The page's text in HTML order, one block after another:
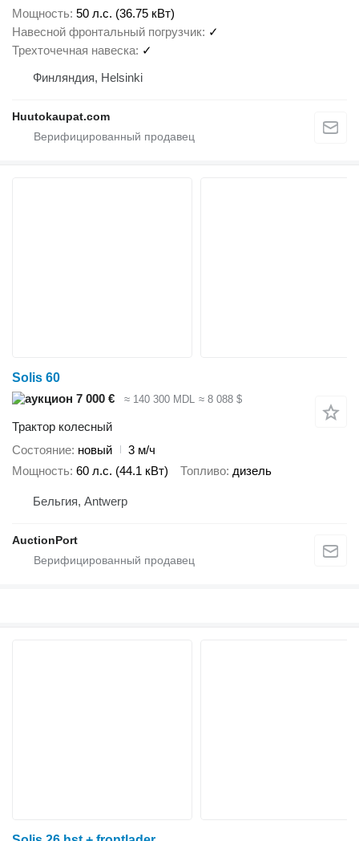
Мощность 50 л.с. (36.75 кВт)
Навесной фронтальный погрузчик ✓
Трехточечная навеска ✓
Финляндия, Helsinki
Huutokaupat.com
Solis 60
7 000 €
≈ 140 300 MDL ≈ 8 088 $
Трактор колесный
Состояние новый
3 м/ч
Мощность 60 л.с. (44.1 кВт) Топливо дизель
Бельгия, Antwerp
AuctionPort